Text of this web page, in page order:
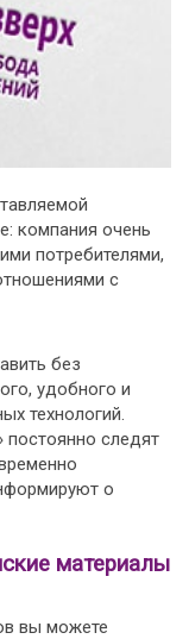
компания очень
потребителями,
с
без
удобного и
технологий.
постоянно следят
о
материалы
вы можете